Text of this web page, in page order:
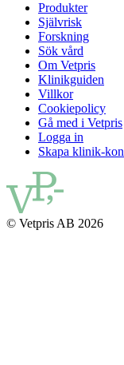
Produkter
Självrisk
Forskning
Sök vård
Om Vetpris
Klinikguiden
Villkor
Cookiepolicy
Gå med i Vetpris
Logga in
Skapa klinik-
© Vetpris AB 2026